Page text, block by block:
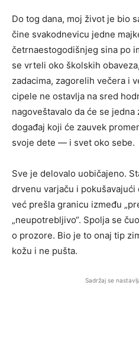
Do tog dana, moj život je bio
čine svakodnevicu jedne
četrnaestogodišnjeg sina po
se vrteli oko školskih
zadacima, zagorelih večera i
cipele ne ostavlja na sred
nagoveštavalo da će se
događaj koji će zauvek
svoje dete — i svet oko sebe.
Sve je delovalo uobičajeno.
drvenu varjaču i pokušavajući
već prešla granicu između
„neupotrebljivo“. Spolja se
o prozore. Bio je to onaj tip
kožu i ne pušta.
Sadržaj se